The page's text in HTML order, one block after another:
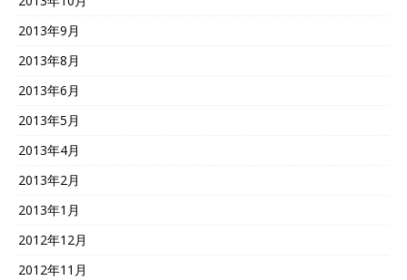
2013年9月
2013年8月
2013年6月
2013年5月
2013年4月
2013年2月
2013年1月
2012年12月
2012年11月